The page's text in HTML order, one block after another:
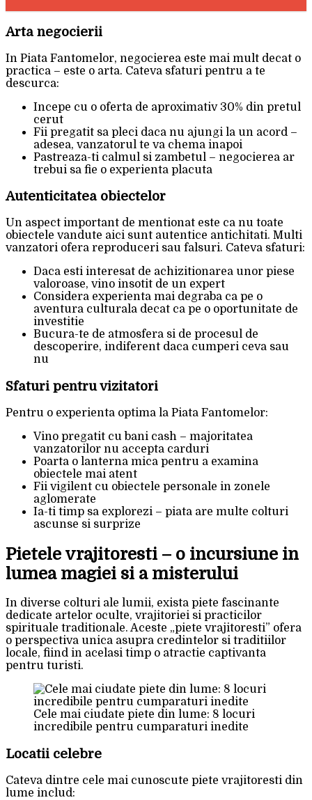
Arta negocierii
In Piata Fantomelor, negocierea este mai mult decat o
practica – este o arta. Cateva sfaturi pentru a te
descurca:
Incepe cu o oferta de aproximativ 30% din pretul
cerut
Fii pregatit sa pleci daca nu ajungi la un acord –
adesea, vanzatorul te va chema inapoi
Pastreaza-ti calmul si zambetul – negocierea ar
trebui sa fie o experienta placuta
Autenticitatea obiectelor
Un aspect important de mentionat este ca nu toate
obiectele vandute aici sunt autentice antichitati. Multi
vanzatori ofera reproduceri sau falsuri. Cateva sfaturi:
Daca esti interesat de achizitionarea unor piese
valoroase, vino insotit de un expert
Considera experienta mai degraba ca pe o
aventura culturala decat ca pe o oportunitate de
investitie
Bucura-te de atmosfera si de procesul de
descoperire, indiferent daca cumperi ceva sau
nu
Sfaturi pentru vizitatori
Pentru o experienta optima la Piata Fantomelor:
Vino pregatit cu bani cash – majoritatea
vanzatorilor nu accepta carduri
Poarta o lanterna mica pentru a examina
obiectele mai atent
Fii vigilent cu obiectele personale in zonele
aglomerate
Ia-ti timp sa explorezi – piata are multe colturi
ascunse si surprize
Pietele vrajitoresti – o incursiune in
lumea magiei si a misterului
In diverse colturi ale lumii, exista piete fascinante
dedicate artelor oculte, vrajitoriei si practicilor
spirituale traditionale. Aceste „piete vrajitoresti” ofera
o perspectiva unica asupra credintelor si traditiilor
locale, fiind in acelasi timp o atractie captivanta
pentru turisti.
Cele mai ciudate piete din lume: 8 locuri
incredibile pentru cumparaturi inedite
Locatii celebre
Cateva dintre cele mai cunoscute piete vrajitoresti din
lume includ: